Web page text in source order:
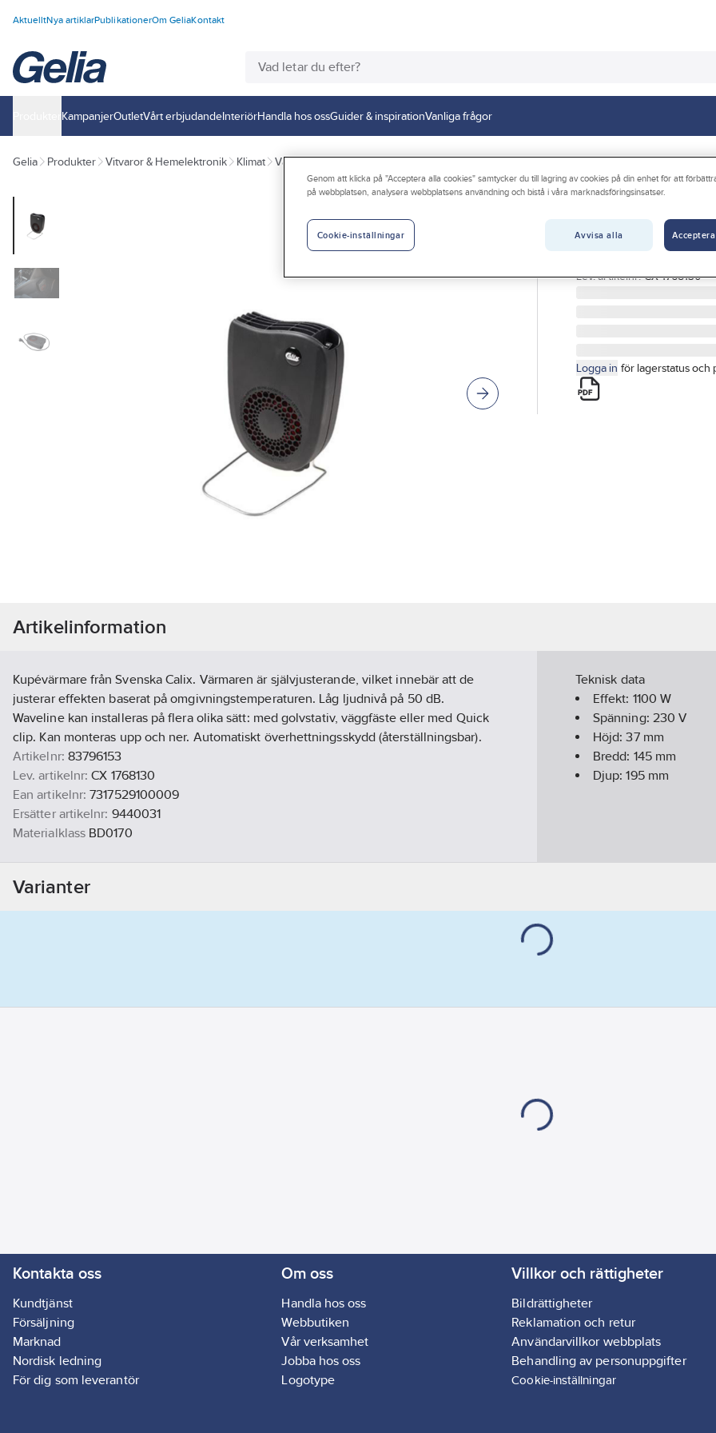
AktuelltNya artiklarPublikationerOm GeliaKontakt
KampanjerOutletVårt erbjudandeInteriörHandla hos ossGuider & inspirationVanliga frågor
Gelia Produkter Vitvaror & Hemelektronik Klimat Värme Kupévärmare
Kupévärmare,
KUPÉVÄRMARE 1100
Lev. artikelnr: CX 1768130
Logga in för lagerstatus och
Artikelinformation
Kupévärmare från Svenska Calix. Värmaren är självjusterande, vilket innebär att de
justerar effekten baserat på omgivningstemperaturen. Låg ljudnivå på 50 dB.
Waveline kan installeras på flera olika sätt: med golvstativ, väggfäste eller med Quick
clip. Kan monteras upp och ner. Automatiskt överhettningsskydd (återställningsbar).
Artikelnr: 83796153
Lev. artikelnr: CX 1768130
Ean artikelnr: 7317529100009
Ersätter artikelnr: 9440031
Materialklass BD0170
Teknisk data
Effekt: 1100 W
Spänning: 230 V
Höjd:37mm
Bredd: 145mm
Djup:195mm
Varianter
Kontakta oss
Kundtjänst
Försäljning
Marknad
Nordisk ledning
För dig som leverantör
Om oss
Handla hos oss
Webbutiken
Vår verksamhet
Jobba hos oss
Logotype
Villkor och rättigheter
Bildrättigheter
Reklamation och retur
Användarvillkor webbplats
Behandling av personuppgifter
Cookie-inställningar
Genom att klicka på "Acceptera alla cookies" samtycker du till lagring av cookies på din enhet för att
på webbplatsen, analysera webbplatsens användning och bistå i våra marknadsföringsinsatser.
Avvisa alla
Cookie-inställningar